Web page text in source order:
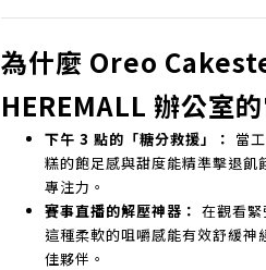
為什麼 Oreo
HEREMALL 辦公室
下午 3 點的「糖分救援」： 當
糕的飽足感與甜度能精準擊退飢
專注力。
賽事直播的解壓神器： 在觀看緊
這種柔軟的咀嚼感能有效舒緩神
佳夥伴。